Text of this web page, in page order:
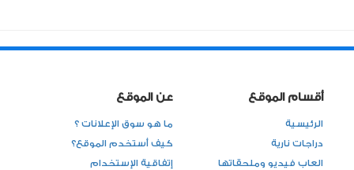
أقسام الموقع
الرئيسية
دراجات نارية
العاب فيديو وملحقاتها
عن الموقع
ما هو سوق الإعلانات ؟
كيف أستخدم الموقع؟
إتفاقية الإستخدام